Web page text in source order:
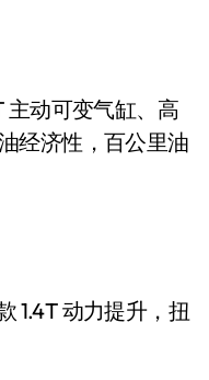
主动可变气缸、高
经济性，百公里油
1.4T 动力提升，扭